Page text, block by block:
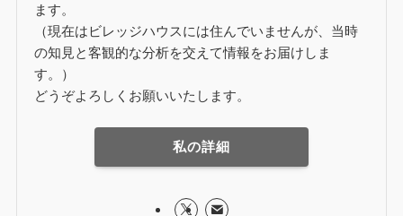
ます。
（現在はビレッジハウスには住んでいませんが、当時
の知見と客観的な分析を交えて情報をお届けしま
す。）
どうぞよろしくお願いいたします。
私の詳細